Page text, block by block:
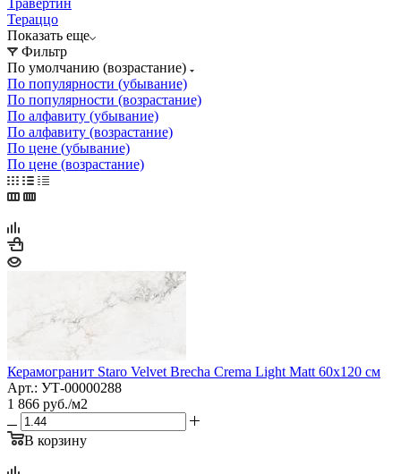
Тераццо
Показать еще
Фильтр
По умолчанию (возрастание)
По популярности (убывание)
По популярности (возрастание)
По алфавиту (убывание)
По алфавиту (возрастание)
По цене (убывание)
По цене (возрастание)
Керамогранит Staro Velvet Brecha Crema Light Matt 60x120 см
Арт.: УТ-00000288
1 866 руб./м2
В корзину